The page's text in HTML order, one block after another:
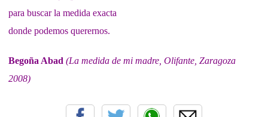
para buscar la medida exacta
donde podemos querernos.
Begoña Abad (La medida de mi madre, Olifante, Zaragoza
2008)